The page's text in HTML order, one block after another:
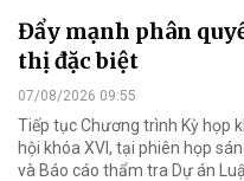
Đẩy mạnh phân
thị đặc biệt
07/08/2026 09:55
Tiếp tục Chương trình Kỳ họp
hội khóa XVI, tại phiên họp
và Báo cáo thẩm tra Dự án